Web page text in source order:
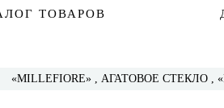
ТОВАРОВ
«MILLEFIORE» , АГАТОВОЕ СТЕКЛО ,